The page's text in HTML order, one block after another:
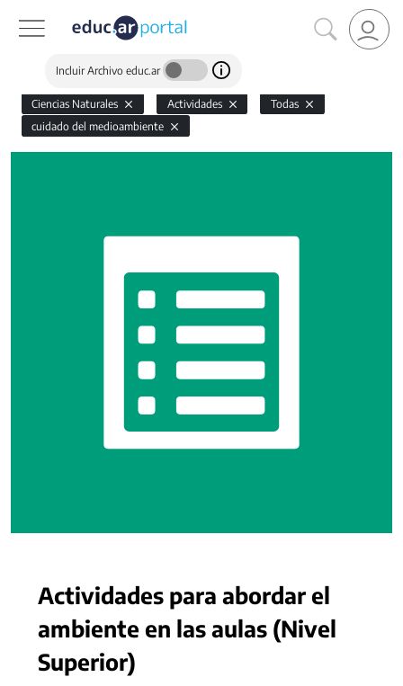
Incluir Archivo educ.ar
Ciencias Naturales Actividades
Todas
cuidado del medioambiente
Actividades para abordar el
ambiente en las aulas (Nivel
Superior)